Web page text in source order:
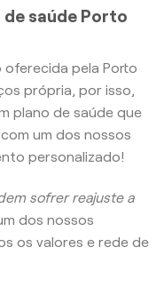
saúde Porto
pela Porto
própria, por isso,
plano de saúde que
um dos nossos
personalizado!
sofrer reajuste a
dos nossos
os valores e rede de